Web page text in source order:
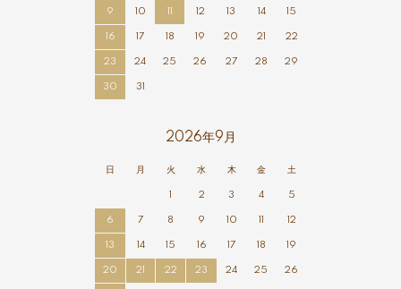
9 10 11 12 13 14 15
16 17 18 19 20 21 22
23 24 25 26 27 28 29
30 31
2026年9月
日 月 火 水 木 金 土
1 2 3 4 5
6 7 8 9 10 11 12
13 14 15 16 17 18 19
20 21 22 23 24 25 26